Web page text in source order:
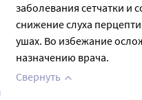
заболевания сетчатки и
снижение слуха
ушах. Во избежание
назначению врача.
Свернуть